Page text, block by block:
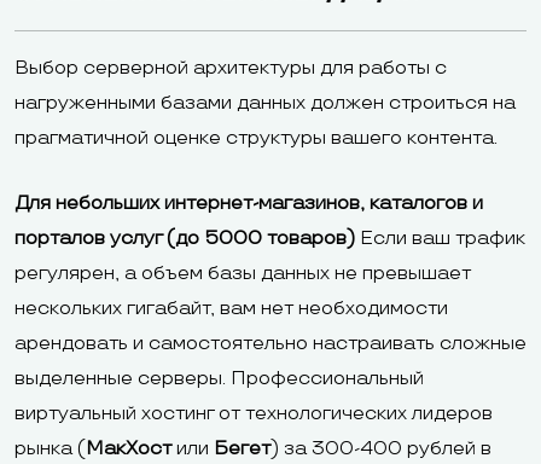
Выбор серверной архитектуры для работы с
нагруженными базами данных должен строиться на
прагматичной оценке структуры вашего контента.
Для небольших интернет-магазинов, каталогов и
порталов услуг (до 5000 товаров) Если ваш трафик
регулярен, а объем базы данных не превышает
нескольких гигабайт, вам нет необходимости
арендовать и самостоятельно настраивать сложные
выделенные серверы. Профессиональный
виртуальный хостинг от технологических лидеров
рынка ( МакХостили Бегет) за 300-400 рублей в